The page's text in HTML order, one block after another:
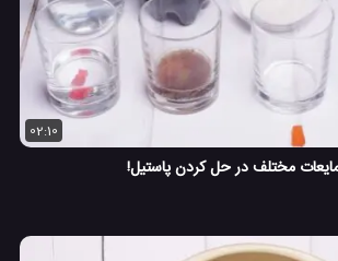
02:10
مختلف در حل کردن پاستیل!